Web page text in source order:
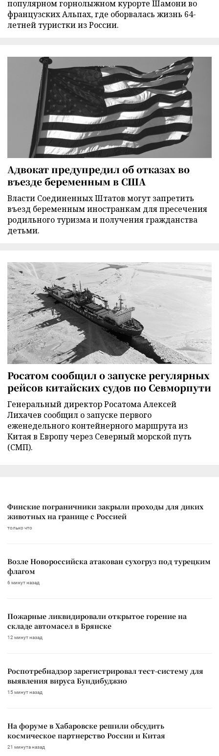
популярном горнолыжном курорте Шамони во
французских Альпах, где оборвалась жизнь 64-
летней туристки из России.
Адвокат предупредил об отказах во
въезде беременным в США
Власти Соединенных Штатов могут запретить
въезд беременным иностранкам для пресечения
родильного туризма и получения гражданства
детьми.
Росатом сообщил о запуске регулярных
рейсов китайских судов по Севморпути
Генеральный директор Росатома Алексей
Лихачев сообщил о запуске первого
еженедельного контейнерного маршрута из
Китая в Европу через Северный морской путь
(СМП).
Финские пограничники закрыли проходы для диких
животных на границе с Россией
только что
Возле Новороссийска атакован сухогруз под турецким
флагом
6 минут назад
Пожарные ликвидировали открытое горение на
складе автомасел в Брянске
12 минут назад
Роспотребнадзор зарегистрировал тест-систему для
выявления вируса Бундибуджио
15 минут назад
На форуме в Хабаровске решили обсудить
космическое партнерство России и Китая
21 минута назад